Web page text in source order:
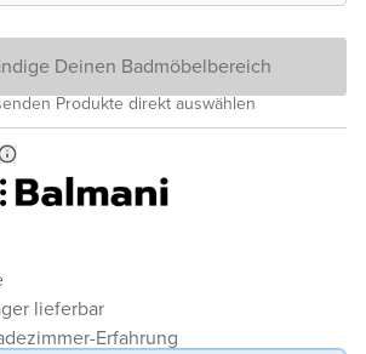
lieferbar
Erfahrung
Deinen Badmöbelbereich
Produkte direkt auswählen